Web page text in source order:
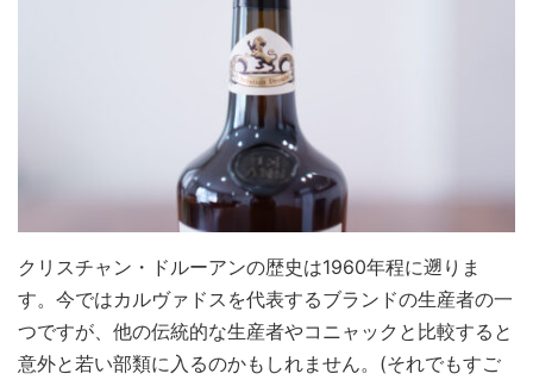
クリスチャン・ドルーアンの歴史は1960年程に遡りま
す。今ではカルヴァドスを代表するブランドの生産者の一
つですが、他の伝統的な生産者やコニャックと比較すると
意外と若い部類に入るのかもしれません。(それでもすご